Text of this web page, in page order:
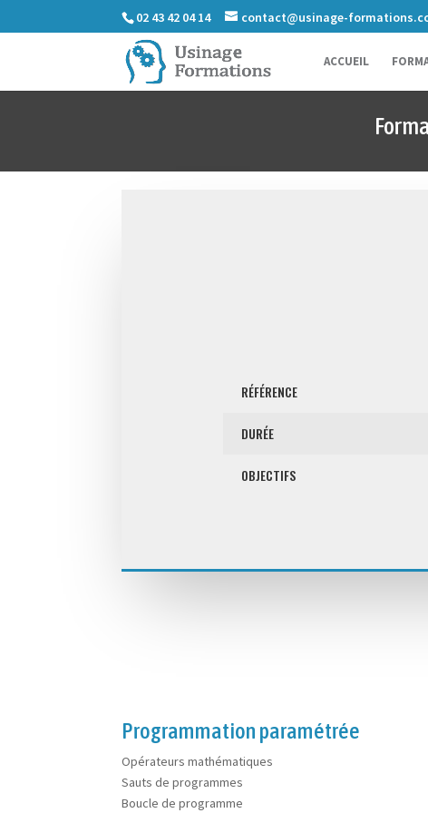
02 43 42 04 14 contact@usinage-
ACCUEIL
RÉFÉRENCE
DURÉE
OBJECTIFS
Programmation paramétrée
Opérateurs mathématiques
Sauts de programmes
Boucle de programme